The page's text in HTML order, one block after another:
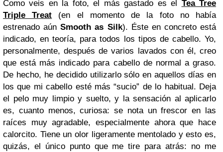
Como veis en la foto, el más gastado es el Tea Tree
Triple Treat (en el momento de la foto no había
estrenado aúnSmooth as Silk). Éste en concreto está
indicado, en teoría, para todos los tipos de cabello. Yo,
personalmente, después de varios lavados con él, creo
que está más indicado para cabello de normal a graso.
De hecho, he decidido utilizarlo sólo en aquellos días en
los que mi cabello esté más “sucio” de lo habitual. Deja
el pelo muy limpio y suelto, y la sensación al aplicarlo
es, cuanto menos, curiosa: se nota un frescor en las
raíces muy agradable, especialmente ahora que hace
calorcito. Tiene un olor ligeramente mentolado y esto es,
quizás, el único punto que me tire para atrás: no me